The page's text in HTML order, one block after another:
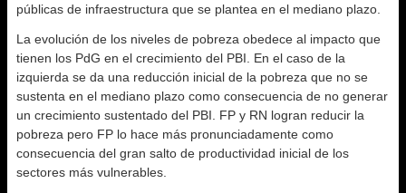
públicas de infraestructura que se plantea en el mediano plazo.
La evolución de los niveles de pobreza obedece al impacto que
tienen los PdG en el crecimiento del PBI. En el caso de la
izquierda se da una reducción inicial de la pobreza que no se
sustenta en el mediano plazo como consecuencia de no generar
un crecimiento sustentado del PBI. FP y RN logran reducir la
pobreza pero FP lo hace más pronunciadamente como
consecuencia del gran salto de productividad inicial de los
sectores más vulnerables.